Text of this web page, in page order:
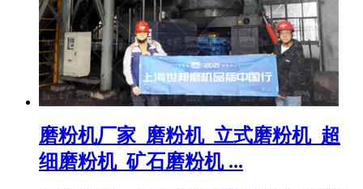
磨粉机厂家_磨粉机_立式磨粉机_超
细磨粉机_矿石磨粉机 ...